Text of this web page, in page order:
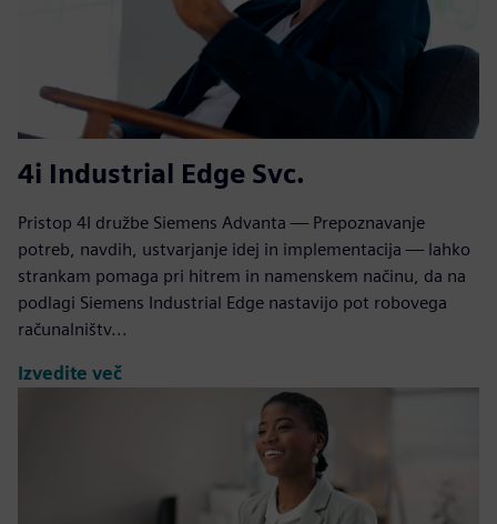
4i Industrial Edge Svc.
Pristop 4I družbe Siemens Advanta — Prepoznavanje
potreb, navdih, ustvarjanje idej in implementacija — lahko
strankam pomaga pri hitrem in namenskem načinu, da na
podlagi Siemens Industrial Edge nastavijo pot robovega
računalništv...
Izvedite več